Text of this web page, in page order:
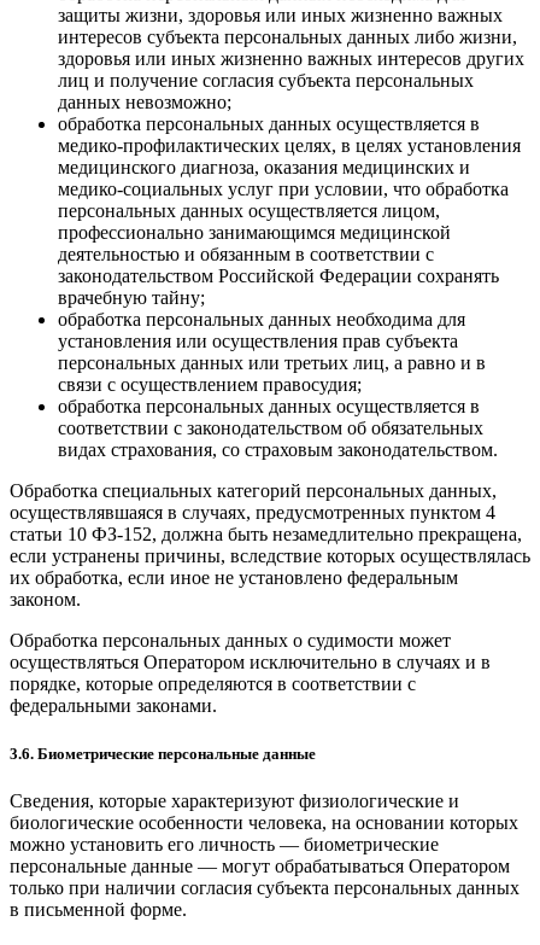
защиты жизни, здоровья или иных жизненно важных
интересов субъекта персональных данных либо жизни,
здоровья или иных жизненно важных интересов других
лиц и получение согласия субъекта персональных
данных невозможно;
обработка персональных данных осуществляется в
медико-профилактических целях, в целях установления
медицинского диагноза, оказания медицинских и
медико-социальных услуг при условии, что обработка
персональных данных осуществляется лицом,
профессионально занимающимся медицинской
деятельностью и обязанным в соответствии с
законодательством Российской Федерации сохранять
врачебную тайну;
обработка персональных данных необходима для
установления или осуществления прав субъекта
персональных данных или третьих лиц, а равно и в
связи с осуществлением правосудия;
обработка персональных данных осуществляется в
соответствии с законодательством об обязательных
видах страхования, со страховым законодательством.
Обработка специальных категорий персональных данных,
осуществлявшаяся в случаях, предусмотренных пунктом 4
статьи 10 ФЗ-152, должна быть незамедлительно прекращена,
если устранены причины, вследствие которых осуществлялась
их обработка, если иное не установлено федеральным
законом.
Обработка персональных данных о судимости может
осуществляться Оператором исключительно в случаях и в
порядке, которые определяются в соответствии с
федеральными законами.
3.6. Биометрические персональные данные
Сведения, которые характеризуют физиологические и
биологические особенности человека, на основании которых
можно установить его личность — биометрические
персональные данные — могут обрабатываться Оператором
только при наличии согласия субъекта персональных данных
в письменной форме.